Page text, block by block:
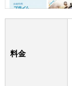
料金